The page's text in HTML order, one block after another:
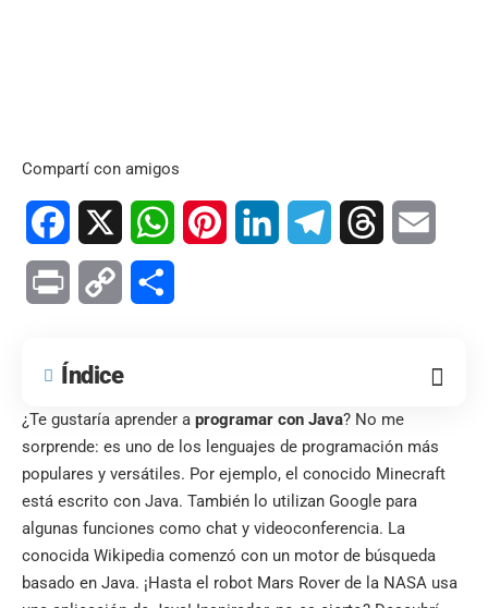
Compartí con amigos
Facebook WhatsAppPinterest LinkedIn TelegramThreads
Print Copy
Índice
¿Te gustaría aprender a programar con Java? No me
sorprende: es uno de los lenguajes de programación más
populares y versátiles. Por ejemplo, el conocido Minecraft
está escrito con Java. También lo utilizan Google para
algunas funciones como chat y videoconferencia. La
conocida Wikipedia comenzó con un motor de búsqueda
basado en Java. ¡Hasta el robot Mars Rover de la NASA usa